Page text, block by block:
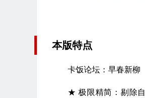
本版特点
卡饭论坛：早春新柳
★ 极限精简：剔除